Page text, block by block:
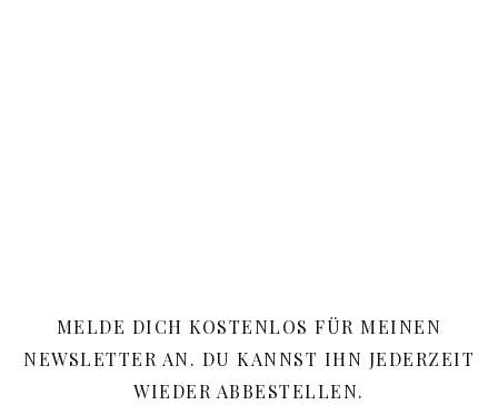
MELDE DICH KOSTENLOS FÜR MEINEN
NEWSLETTER AN. DU KANNST IHN JEDERZEIT
WIEDER ABBESTELLEN.